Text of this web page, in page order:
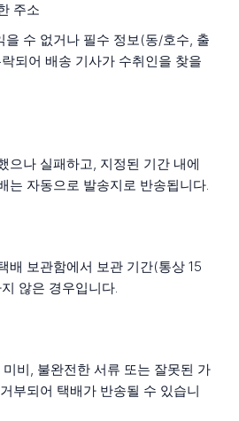
주소
을 수 없거나 필수 정보(동/호수, 출
되어 배송 기사가 수취인을 찾을
으나 실패하고, 지정된 기간 내에
는 자동으로 발송지로 반송됩니다.
배 보관함에서 보관 기간(통상 15
않은 경우입니다.
비, 불완전한 서류 또는 잘못된 가
부되어 택배가 반송될 수 있습니